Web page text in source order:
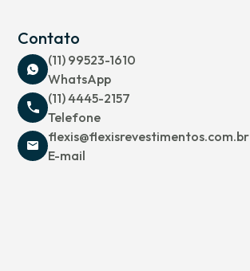
Contato
(11) 99523-1610
WhatsApp
(11) 4445-2157
Telefone
flexis@flexisrevestimentos.com.br
E-mail